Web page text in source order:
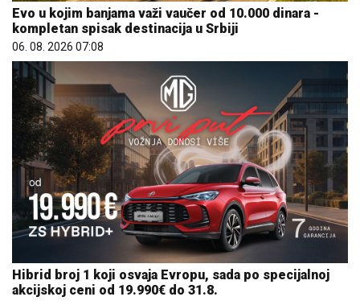
Evo u kojim banjama važi vaučer od 10.000 dinara -
kompletan spisak destinacija u Srbiji
06. 08. 2026 07:08
Hibrid broj 1 koji osvaja Evropu, sada po specijalnoj
akcijskoj ceni od 19.990€ do 31.8.